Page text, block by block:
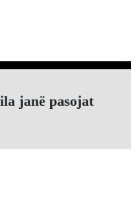
janë pasojat